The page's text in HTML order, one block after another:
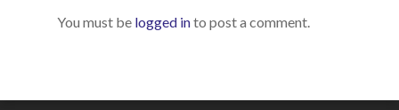
You must be logged into post a comment.